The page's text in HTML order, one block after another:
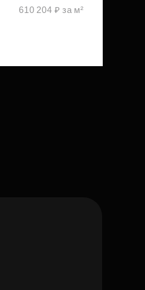
610 204 ₽ за м²